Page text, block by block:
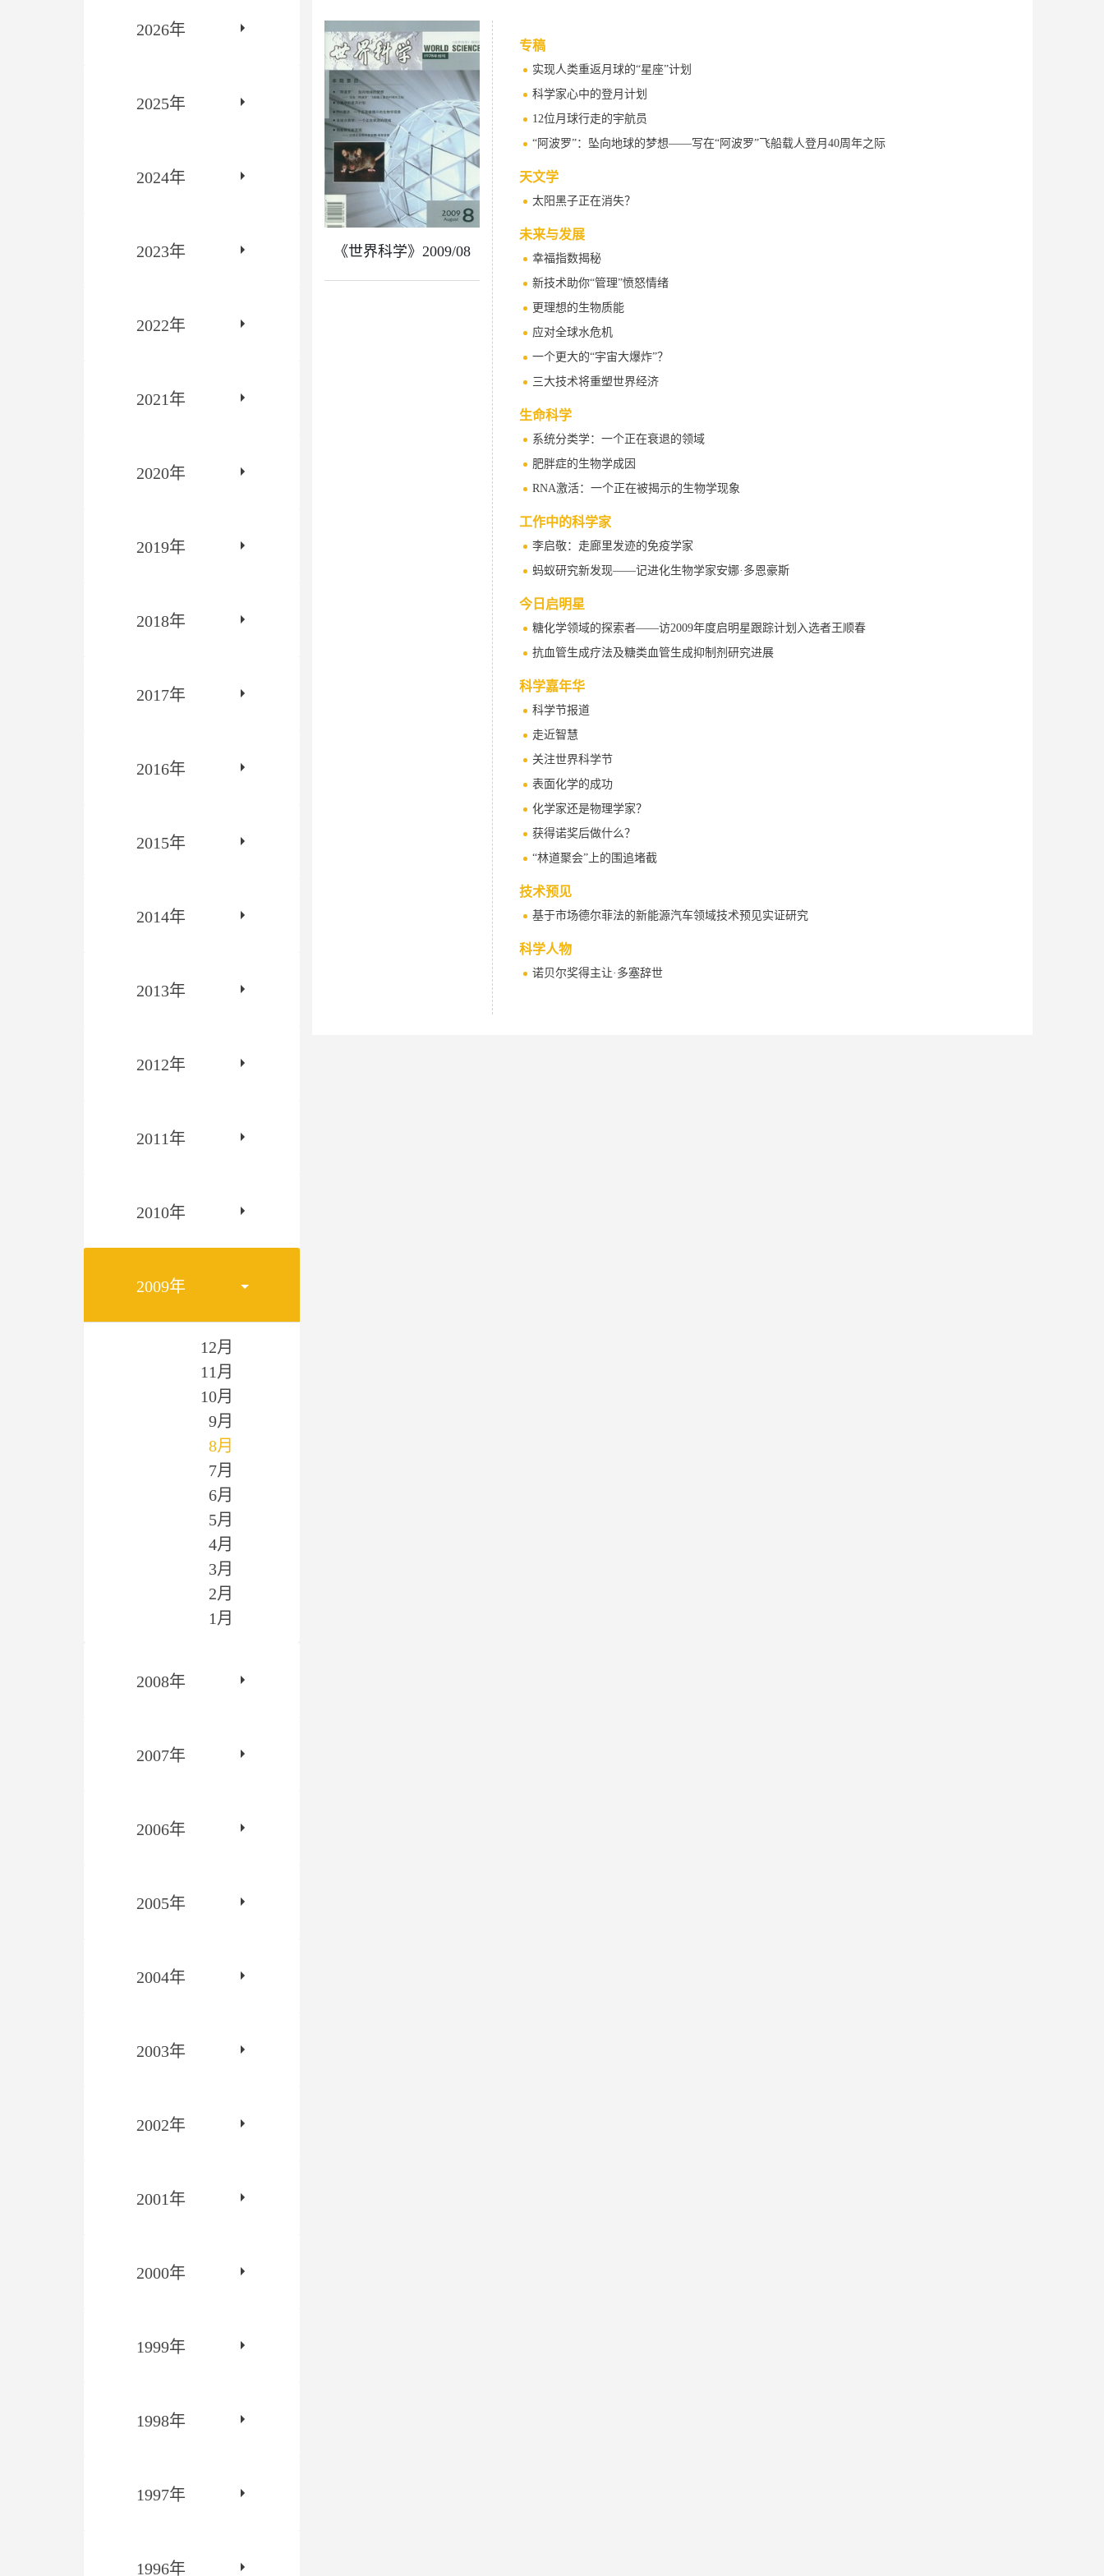
2026年
2025年
2024年
2023年
2022年
2021年
2020年
2019年
2018年
2017年
2016年
2015年
2014年
2013年
2012年
2011年
2010年
2009年
12月
11月
10月
9月
8月
7月
6月
5月
4月
3月
2月
1月
2008年
2007年
2006年
2005年
2004年
2003年
2002年
2001年
2000年
1999年
1998年
1997年
1996年
《世界科学》2009/08
专稿
实现人类重返月球的“星座”计划
科学家心中的登月计划
12位月球行走的宇航员
“阿波罗”：坠向地球的梦想——写在“阿波罗”飞船载人登月40周年之际
天文学
太阳黑子正在消失？
未来与发展
幸福指数揭秘
新技术助你“管理”愤怒情绪
更理想的生物质能
应对全球水危机
一个更大的“宇宙大爆炸”？
三大技术将重塑世界经济
生命科学
系统分类学：一个正在衰退的领域
肥胖症的生物学成因
RNA激活：一个正在被揭示的生物学现象
工作中的科学家
李启敬：走廊里发迹的免疫学家
蚂蚁研究新发现——记进化生物学家安娜·多恩豪斯
今日启明星
糖化学领域的探索者——访2009年度启明星跟踪计划入选者王顺春
抗血管生成疗法及糖类血管生成抑制剂研究进展
科学嘉年华
科学节报道
走近智慧
关注世界科学节
表面化学的成功
化学家还是物理学家？
获得诺奖后做什么？
“林道聚会”上的围追堵截
技术预见
基于市场德尔菲法的新能源汽车领域技术预见实证研究
科学人物
诺贝尔奖得主让·多塞辞世